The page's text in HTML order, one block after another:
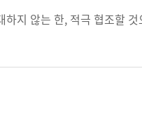
지 않는 한, 적극 협조할